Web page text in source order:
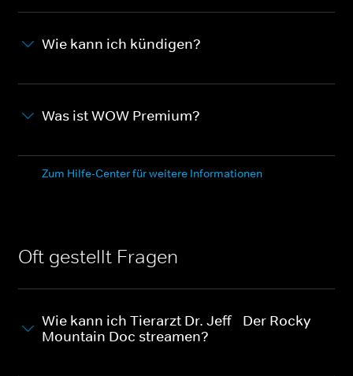
Wie kann ich kündigen?
Was ist WOW Premium?
Zum Hilfe-Center für weitere Informationen
Oft gestellt Fragen
Wie kann ich Tierarzt Dr. Jeff - Der Rocky
Mountain Doc streamen?